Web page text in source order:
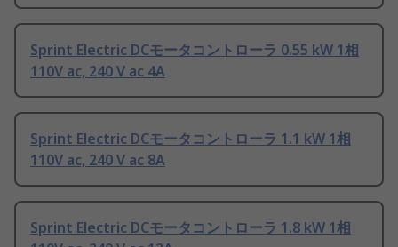
Sprint Electric DCモータコントローラ 0.55 kW 1相
110V ac, 240 V ac 4A
Sprint Electric DCモータコントローラ 1.1 kW 1相
110V ac, 240 V ac 8A
Sprint Electric DCモータコントローラ 1.8 kW 1相